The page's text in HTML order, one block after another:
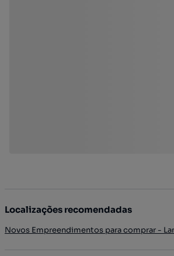
Localizações recomendadas
Novos Empreendimentos para comprar -